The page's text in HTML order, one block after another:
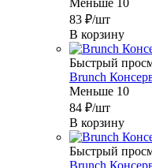
Меньше 10
83 ₽/шт
В корзину
Быстрый
Brunch
Меньше 10
84 ₽/шт
В корзину
Быстрый